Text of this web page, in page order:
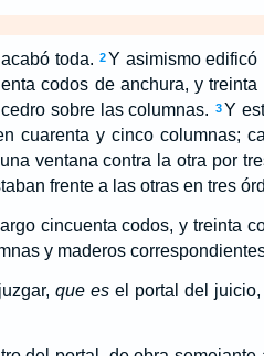
toda. 2Y asimismo edificó
codos de anchura, y
sobre las columnas.
3Y
cuarenta y cinco columnas;
ventana contra la otra por
frente a las otras en tres
cincuenta codos, y treinta
y maderos
que esel portal del juicio,